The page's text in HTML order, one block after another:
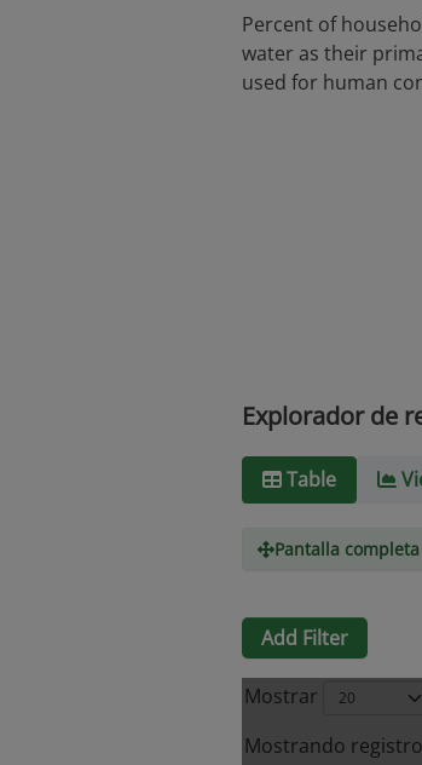
Percent of
water as their
used for human
Explorador de
Table
Pantalla completa
Add Filter